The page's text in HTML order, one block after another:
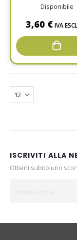
Disponibile
3,60 € IVA
ISCRIVITI ALLA
Ottieni subito uno